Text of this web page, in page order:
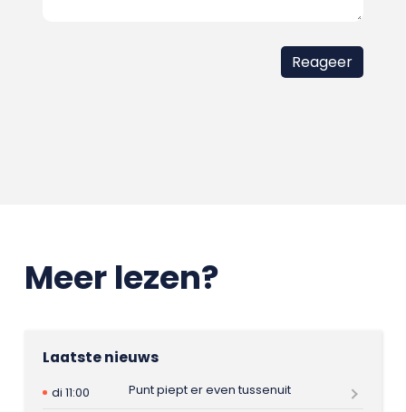
Meer lezen?
Laatste nieuws
di 11:00
Punt piept er even tussenuit